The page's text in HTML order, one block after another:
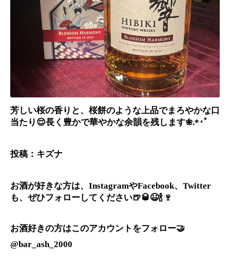
芳しい桜の香りと、桜餅のような上品でまろやかな口
当たり 😌長く豊かで華やかな余韻を残します❀.* ･ﾟ
投稿：キズナ
お酒が好きな方は、 InstagramやFacebook、 Twitter
も、ぜひフォローしてください🍺🥃😆🍾🍷
お酒好きの方はこのアカウントをフォロー🤝
@bar_ash_2000